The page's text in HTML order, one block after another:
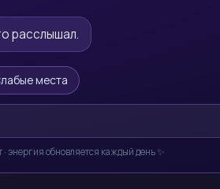
расслышал.
места
энергия обновляется каждый день ✨